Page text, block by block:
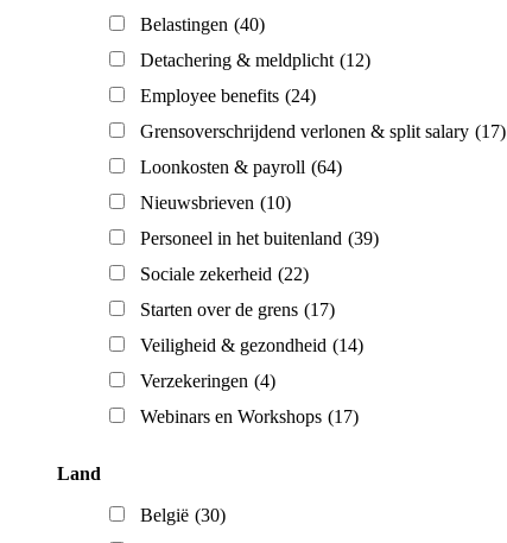
Belastingen (40)
Detachering & meldplicht (12)
Employee benefits (24)
Grensoverschrijdend verlonen & split salary (17)
Loonkosten & payroll (64)
Nieuwsbrieven (10)
Personeel in het buitenland (39)
Sociale zekerheid (22)
Starten over de grens (17)
Veiligheid & gezondheid (14)
Verzekeringen (4)
Webinars en Workshops (17)
Land
België (30)